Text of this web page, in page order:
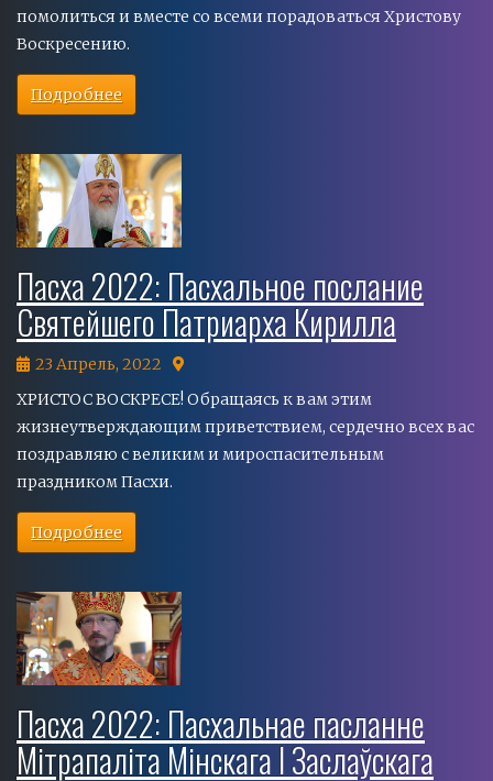
помолиться и вместе со всеми порадоваться Христову
Воскресению.
Подробнее
Пасха 2022: Пасхальное послание
Святейшего Патриарха Кирилла
23 Апрель, 2022
ХРИСТОС ВОСКРЕСЕ! Обращаясь к вам этим
жизнеутверждающим приветствием, сердечно всех вас
поздравляю с великим и мироспасительным
праздником Пасхи.
Подробнее
Пасха 2022: Пасхальнае пасланне
Мітрапаліта Мінскага І Заслаўскага